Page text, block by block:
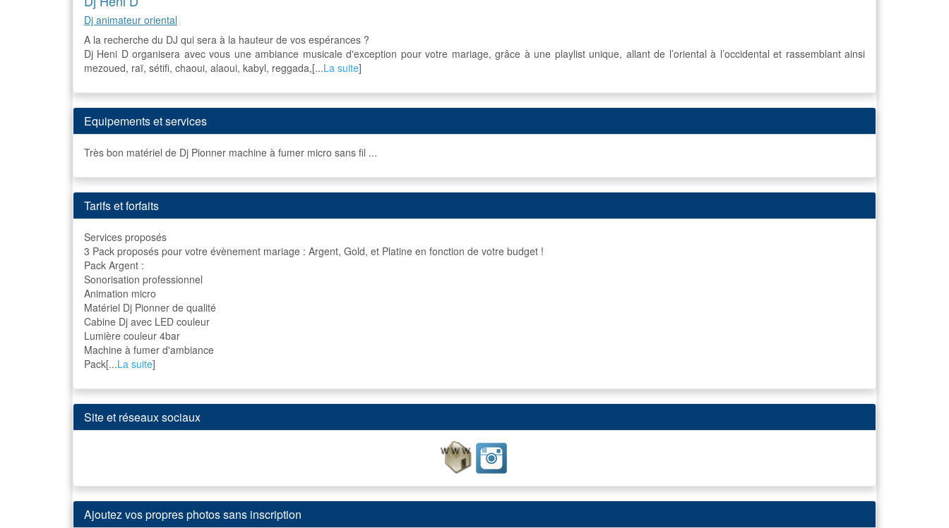
Dj animateur oriental
A la recherche du DJ qui sera à la hauteur de vos espérances ?
Dj Heni D organisera avec vous une ambiance musicale d'exception pour votre mariage, grâce à une playlist unique, allant de l’oriental à l’occidental et rassemblant ainsi
mezoued, raï, sétifi, chaoui, alaoui, kabyl, reggada,[...La suite]
Equipements et services
Très bon matériel de Dj Pionner machine à fumer micro sans fil ...
Tarifs et forfaits
Services proposés
3 Pack proposés pour votre évènement mariage : Argent, Gold, et Platine en fonction de votre budget !
Pack Argent :
Sonorisation professionnel
Animation micro
Matériel Dj Pionner de qualité
Cabine Dj avec LED couleur
Lumière couleur 4bar
Machine à fumer d'ambiance
Pack[...La suite]
Site et réseaux sociaux
Ajoutez vos propres photos sans inscription